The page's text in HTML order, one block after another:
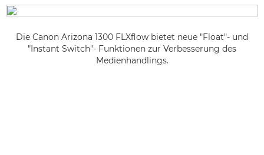
Die Canon Arizona 1300 FLXflow bietet neue "Float"- und
"Instant Switch"- Funktionen zur Verbesserung des
Medienhandlings.